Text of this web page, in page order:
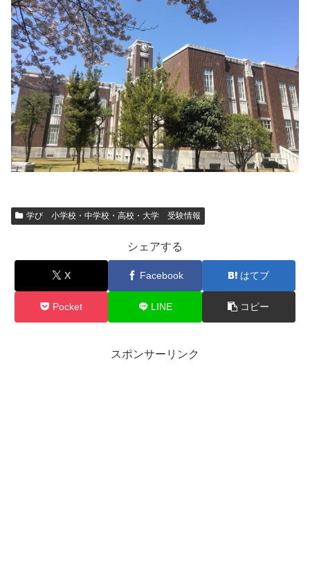
学び 小学校・中学校・高校・大学 受験情報
シェアする
X Facebook はてブ
Pocket LINE コピー
スポンサーリンク